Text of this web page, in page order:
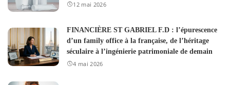
12 mai 2026
FINANCIÈRE ST GABRIEL F.D : l’épurescence
d’un family office à la française, de l’héritage
séculaire à l’ingénierie patrimoniale de demain
4 mai 2026